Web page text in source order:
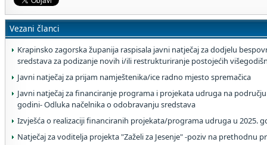
Vezani članci
Krapinsko zagorska županija raspisala javni natječaj za dodjelu
sredstava za podizanje novih i/ili restrukturiranje postojećih
Javni natječaj za prijam namještenika/ice radno mjesto spremačica
Javni natječaj za financiranje programa i projekata udruga na području
godini- Odluka načelnika o odobravanju sredstava
Izvješća o realizaciji financiranih projekata/programa udruga u 2025.
Natječaj za voditelja projekta "Zaželi za Jesenje" -poziv na prethodnu